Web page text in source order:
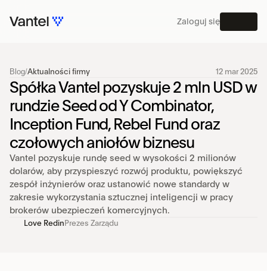
Blog/Aktualności firmy 12 mar 2025
Spółka Vantel pozyskuje 2 mln USD w
rundzie Seed od Y Combinator,
Inception Fund, Rebel Fund oraz
czołowych aniołów biznesu
Vantel pozyskuje rundę seed w wysokości 2 milionów
dolarów, aby przyspieszyć rozwój produktu, powiększyć
zespół inżynierów oraz ustanowić nowe standardy w
zakresie wykorzystania sztucznej inteligencji w pracy
brokerów ubezpieczeń komercyjnych.
Love Redin Prezes Zarządu
Zaloguj się